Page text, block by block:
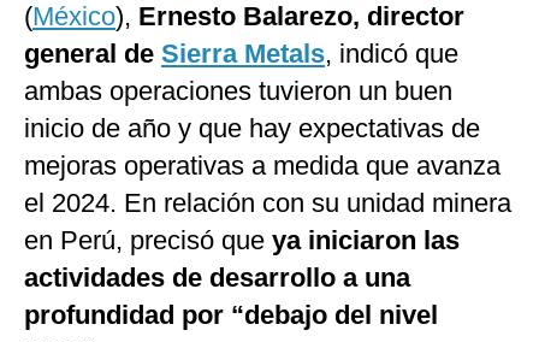
(México), Ernesto Balarezo, director
general de Sierra Metals, indicó que
ambas operaciones tuvieron un buen
inicio de año y que hay expectativas de
mejoras operativas a medida que avanza
el 2024. En relación con su unidad minera
en Perú, precisó que ya iniciaron las
actividades de desarrollo a una
profundidad por “debajo del nivel